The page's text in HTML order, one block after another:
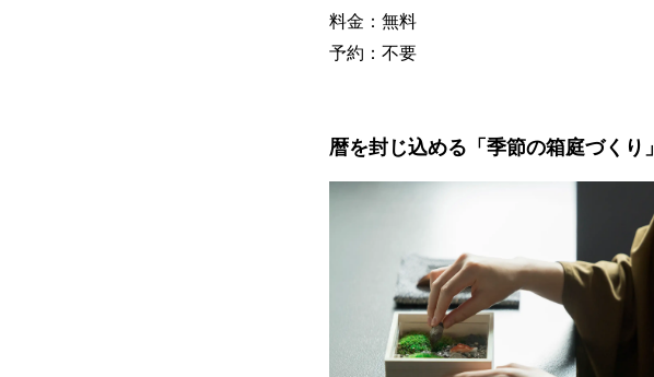
料金：無料
予約：不要
暦を封じ込める「季節の箱庭づくり」